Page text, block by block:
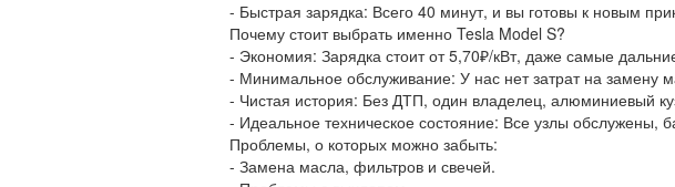
- Быстрая зарядка: Всего 40 минут, и вы готовы к новым
Почему стоит выбрать именно Tesla Model S?
- Экономия: Зарядка стоит от 5,70₽/кВт, даже самые
- Минимальное обслуживание: У нас нет затрат на замену
- Чистая история: Без ДТП, один владелец, алюминиевый
- Идеальное техническое состояние: Все узлы обслужены,
Проблемы, о которых можно забыть:
- Замена масла, фильтров и свечей.